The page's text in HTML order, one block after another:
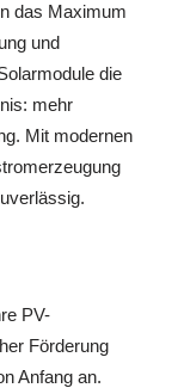
das Maximum
und
die
mehr
Mit modernen
PV-
Förderung
Anfang an.